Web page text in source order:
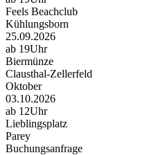
Feels Beachclub
Kühlungsborn
25.09.2026
ab 19Uhr
Biermünze
Clausthal-Zellerfeld
Oktober
03.10.2026
ab 12Uhr
Lieblingsplatz
Parey
Buchungsanfrage